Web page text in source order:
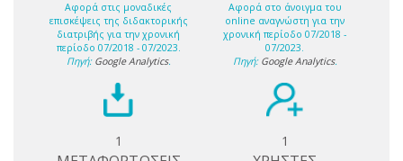
Αφορά στις μοναδικές
επισκέψεις της διδακτορικής
διατριβής για την χρονική
περίοδο 07/2018 - 07/2023.
Πηγή: Google Analytics.
Αφορά στο άνοιγμα του
online αναγνώστη για την
χρονική περίοδο 07/2018 -
07/2023.
Πηγή: Google Analytics.
1 1